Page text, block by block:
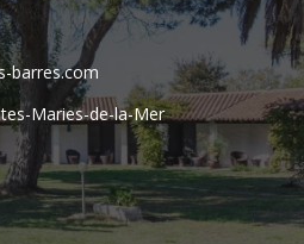
barres.com
Maries-de-la-Mer